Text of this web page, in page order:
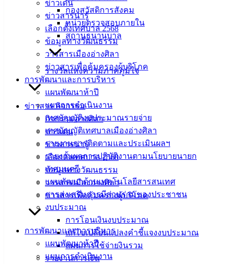
ข่าวเด่น
ข่าวสารน่ารู้
เลือกตั้งเทศบาล 2568
ข้อมูลทางวัฒนธรรม
วารสารเมืองอ่างศิลา
ข่าวสารเพื่อคุ้มครองผู้บริโภค
การพัฒนาและการบริหาร
แผนพัฒนาห้าปี
แผนการดำเนินงาน
เทศบัญญัติงบประมาณรายจ่าย
เทศบัญญัติเทศบาลเมืองอ่างศิลา
รายงานการติดตามและประเมินผลฯ
รายงานผลการปฏิบัติงานตามนโยบายนายก
เทศมนตรี
แผนพัฒนาด้านเทคโนโลยีสารสนเทศ
การส่งเสริมการมีส่วนร่วมของประชาชน
งบประมาณ
การโอนเงินงบประมาณ
แก้ไขเปลี่ยนแปลงคำชี้แจงงบประมาณ
แผนการใช้จ่ายงินรวม
รายงานการเงิน
กองสวัสดิการสังคม
หน่วยตรวจสอบภายใน
สถานธนานุบาล
รางวัลแห่งความภาคภูมิใจ
ข่าวสาร กิจกรรม
กิจกรรมอ่างศิลา
ข่าวเด่น
ข่าวสารน่ารู้
เลือกตั้งเทศบาล 2568
ข้อมูลทางวัฒนธรรม
วารสารเมืองอ่างศิลา
ข่าวสารเพื่อคุ้มครองผู้บริโภค
การพัฒนาและการบริหาร
แผนพัฒนาห้าปี
แผนการดำเนินงาน
ผู้ไกล่เกลี่ยและประนอมข้อพิพาททางแพ่ง
เทศบาล
เมืองอ่าง
สำนักงาน
เทศบาลเมือง
อ่างศิลา 90/338
ม.3 ต.เสม็ด
อ.เมือง จ.ชลบุรี